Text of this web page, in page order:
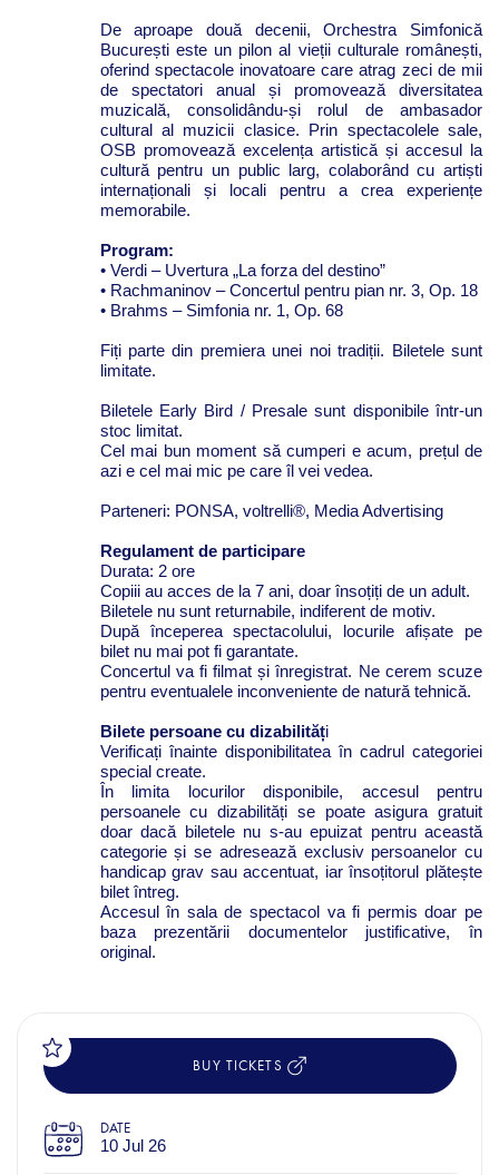
De aproape două decenii, Orchestra Simfonică
București este un pilon al vieții culturale românești,
oferind spectacole inovatoare care atrag zeci de mii
de spectatori anual și promovează diversitatea
muzicală, consolidându-și rolul de ambasador
cultural al muzicii clasice. Prin spectacolele sale,
OSB promovează excelența artistică și accesul la
cultură pentru un public larg, colaborând cu artiști
internaționali și locali pentru a crea experiențe
memorabile.
Program:
• Verdi – Uvertura „La forza del destino”
• Rachmaninov – Concertul pentru pian nr. 3, Op. 18
• Brahms – Simfonia nr. 1, Op. 68
Fiți parte din premiera unei noi tradiții. Biletele sunt
limitate.
Biletele Early Bird / Presale sunt disponibile într-un
stoc limitat.
Cel mai bun moment să cumperi e acum, prețul de
azi e cel mai mic pe care îl vei vedea.
Parteneri: PONSA, voltrelli®, Media Advertising
Regulament de participare
Durata: 2 ore
Copiii au acces de la 7 ani, doar însoțiți de un adult.
Biletele nu sunt returnabile, indiferent de motiv.
După începerea spectacolului, locurile afișate pe
bilet nu mai pot fi garantate.
Concertul va fi filmat și înregistrat. Ne cerem scuze
pentru eventualele inconveniente de natură tehnică.
Bilete persoane cu dizabilități
Verificați înainte disponibilitatea în cadrul categoriei
special create.
În limita locurilor disponibile, accesul pentru
persoanele cu dizabilități se poate asigura gratuit
doar dacă biletele nu s-au epuizat pentru această
categorie și se adresează exclusiv persoanelor cu
handicap grav sau accentuat, iar însoțitorul plătește
bilet întreg.
Accesul în sala de spectacol va fi permis doar pe
baza prezentării documentelor justificative, în
original.
BUY TICKETS
DATE
10 Jul 26